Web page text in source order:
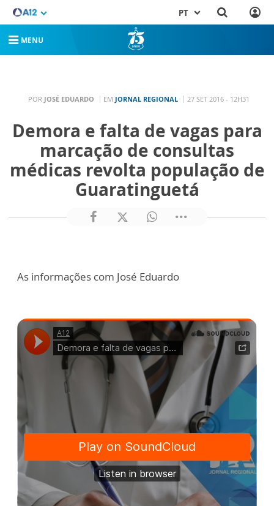
PT
MENU
POR JOSÉ EDUARDO EM JORNAL REGIONAL 27 SET 2016 - 12H31
Demora e falta de vagas para
marcação de consultas
médicas revolta população de
Guaratinguetá
As informações com José Eduardo